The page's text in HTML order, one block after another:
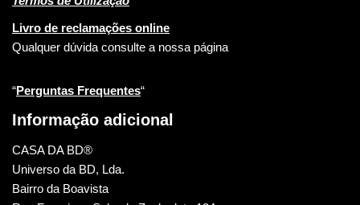
Livro de reclamações online
Qualquer dúvida consulte a nossa página
“Perguntas Frequentes“
Informação adicional
CASA DA BD®
Universo da BD, Lda.
Bairro da Boavista